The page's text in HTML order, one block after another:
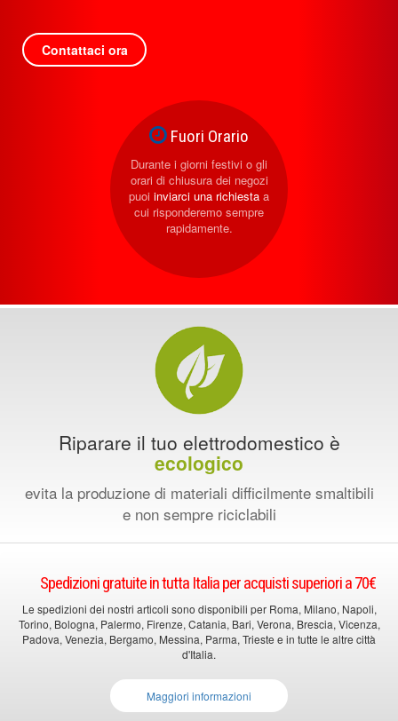
Contattaci ora
Fuori Orario
Durante i giorni festivi o gli
orari di chiusura dei negozi
puoi inviarci una richiesta a
cui risponderemo sempre
rapidamente.
Riparare il tuo elettrodomestico è
ecologico
evita la produzione di materiali difficilmente smaltibili
e non sempre riciclabili
Spedizioni gratuite in tutta Italia per acquisti superiori a 70€
Le spedizioni dei nostri articoli sono disponibili per Roma, Milano, Napoli,
Torino, Bologna, Palermo, Firenze, Catania, Bari, Verona, Brescia, Vicenza,
Padova, Venezia, Bergamo, Messina, Parma, Trieste e in tutte le altre città
d'Italia.
Maggiori informazioni